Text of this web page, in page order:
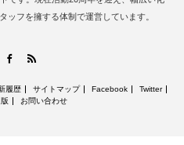
ッフを擁する体制で運営しています。
Facebook
履歴 サイトマップ Facebook
Twitter
お問い合わせ